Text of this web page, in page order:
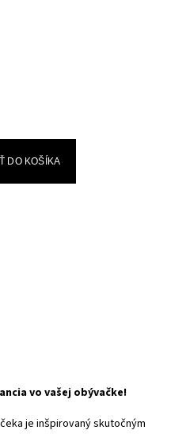
DO KOŠÍKA
vo vašej obývačke!
je inšpirovaný skutočným